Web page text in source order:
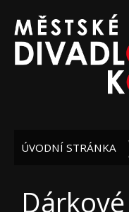
ÚVODNÍ STRÁNKA